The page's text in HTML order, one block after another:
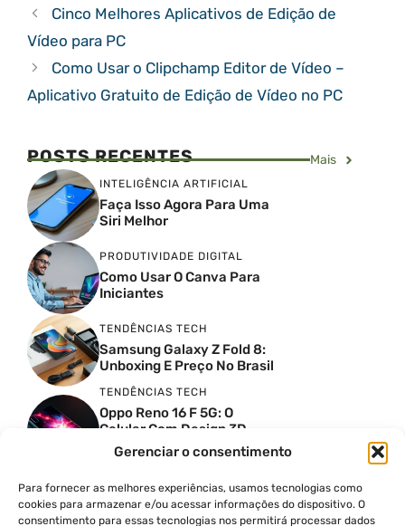
Gerenciar o consentimento
Para fornecer as melhores experiências, usamos tecnologias como
cookies para armazenar e/ou acessar informações do dispositivo. O
consentimento para essas tecnologias nos permitirá processar dados
Cinco Melhores Aplicativos de Edição de
Vídeo para PC
Como Usar o Clipchamp Editor de Vídeo –
Aplicativo Gratuito de Edição de Vídeo no PC
POSTS RECENTES Mais
INTELIGÊNCIA ARTIFICIAL
Faça Isso Agora Para Uma
Siri Melhor
PRODUTIVIDADE DIGITAL
Como Usar O Canva Para
Iniciantes
TENDÊNCIAS TECH
Samsung Galaxy Z Fold 8:
Unboxing E Preço No Brasil
TENDÊNCIAS TECH
Oppo Reno 16 F 5G: O
Celular Com Design 3D
Surreal E Câmeras De 50
MP
PRODUTIVIDADE DIGITAL
Faca Isso Agora Para Uma